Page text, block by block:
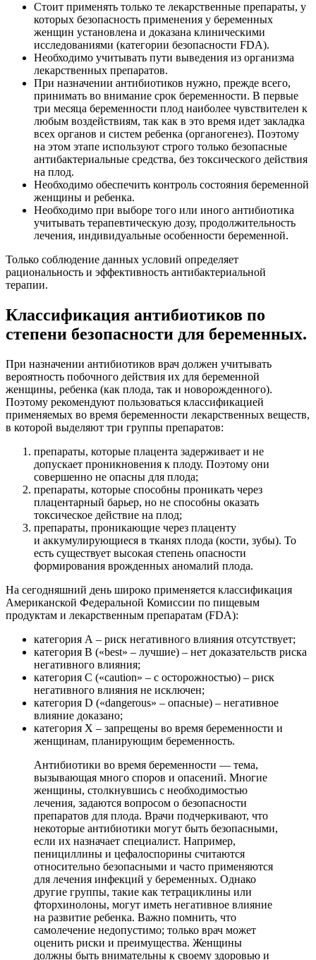
Стоит применять только те лекарственные препараты, у
которых безопасность применения у беременных
женщин установлена и доказана клиническими
исследованиями (категории безопасности FDA).
Необходимо учитывать пути выведения из организма
лекарственных препаратов.
При назначении антибиотиков нужно, прежде всего,
принимать во внимание срок беременности. В первые
три месяца беременности плод наиболее чувствителен к
любым воздействиям, так как в это время идет закладка
всех органов и систем ребенка (органогенез). Поэтому
на этом этапе используют строго только безопасные
антибактериальные средства, без токсического действия
на плод.
Необходимо обеспечить контроль состояния беременной
женщины и ребенка.
Необходимо при выборе того или иного антибиотика
учитывать терапевтическую дозу, продолжительность
лечения, индивидуальные особенности беременной.
Только соблюдение данных условий определяет
рациональность и эффективность антибактериальной
терапии.
Классификация антибиотиков по
степени безопасности для беременных.
При назначении антибиотиков врач должен учитывать
вероятность побочного действия их для беременной
женщины, ребенка (как плода, так и новорожденного).
Поэтому рекомендуют пользоваться классификацией
применяемых во время беременности лекарственных веществ,
в которой выделяют три группы препаратов:
препараты, которые плацента задерживает и не
допускает проникновения к плоду. Поэтому они
совершенно не опасны для плода;
препараты, которые способны проникать через
плацентарный барьер, но не способны оказать
токсическое действие на плод;
препараты, проникающие через плаценту
и аккумулирующиеся в тканях плода (кости, зубы). То
есть существует высокая степень опасности
формирования врожденных аномалий плода.
На сегодняшний день широко применяется классификация
Американской Федеральной Комиссии по пищевым
продуктам и лекарственным препаратам (FDA):
категория А – риск негативного влияния отсутствует;
категория В («best» – лучшие) – нет доказательств риска
негативного влияния;
категория С («caution» – с осторожностью) – риск
негативного влияния не исключен;
категория D («dangerous» – опасные) – негативное
влияние доказано;
категория Х – запрещены во время беременности и
женщинам, планирующим беременность.
Антибиотики во время беременности — тема,
вызывающая много споров и опасений. Многие
женщины, столкнувшись с необходимостью
лечения, задаются вопросом о безопасности
препаратов для плода. Врачи подчеркивают, что
некоторые антибиотики могут быть безопасными,
если их назначает специалист. Например,
пенициллины и цефалоспорины считаются
относительно безопасными и часто применяются
для лечения инфекций у беременных. Однако
другие группы, такие как тетрациклины или
фторхинолоны, могут иметь негативное влияние
на развитие ребенка. Важно помнить, что
самолечение недопустимо; только врач может
оценить риски и преимущества. Женщины
должны быть внимательны к своему здоровью и